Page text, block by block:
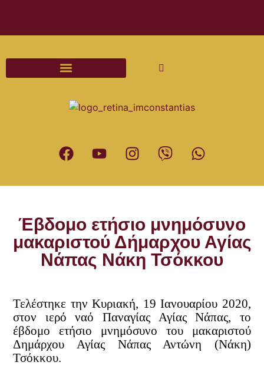
Έβδομο ετήσιο μνημόσυνο
μακαριστού Δήμαρχου Αγίας
Νάπας Νάκη Τσόκκου
Τελέστηκε την Κυριακή, 19 Ιανουαρίου 2020,
στον ιερό ναό Παναγίας Αγίας Νάπας, το
έβδομο ετήσιο μνημόσυνο του μακαριστού
Δημάρχου Αγίας Νάπας Αντώνη (Νάκη)
Τσόκκου.